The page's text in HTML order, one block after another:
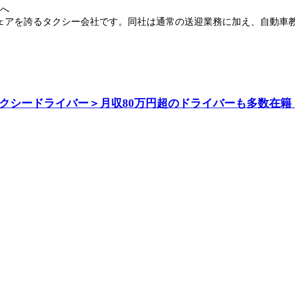
を誇るタクシー会社です。同社は通常の送迎業務に加え、自動車
ードライバー＞月収80万円超のドライバーも多数在籍